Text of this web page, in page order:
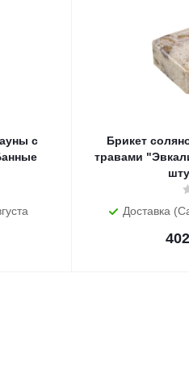
с
Брикет
травами
Доставка
402